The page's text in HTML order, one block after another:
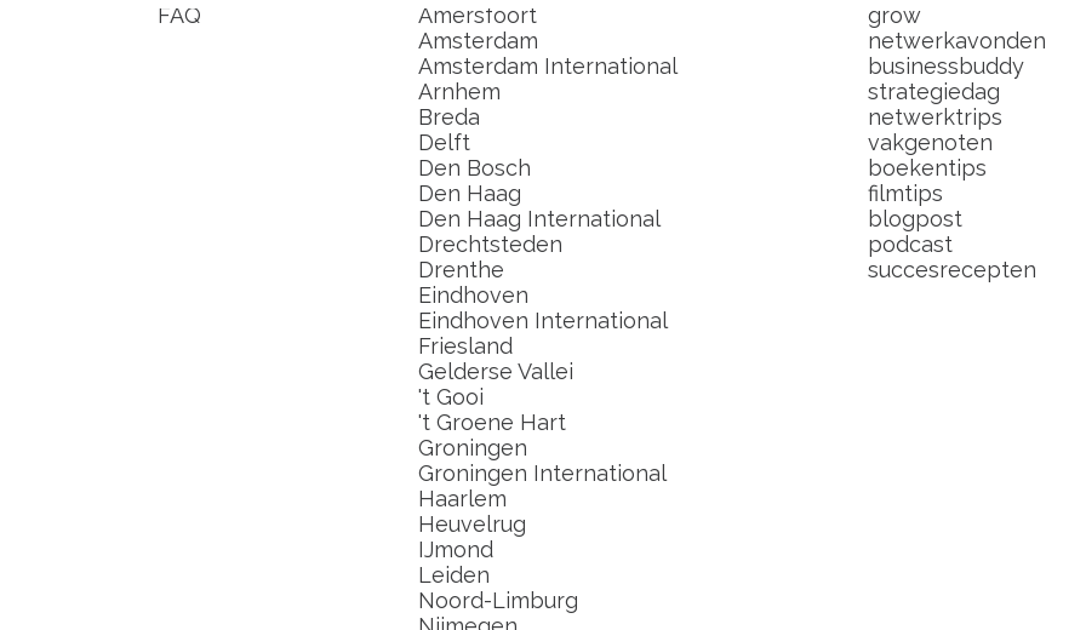
FAQ
Amersfoort
Amsterdam
Amsterdam International
Arnhem
Breda
Delft
Den Bosch
Den Haag
Den Haag International
Drechtsteden
Drenthe
Eindhoven
Eindhoven International
Friesland
Gelderse Vallei
't Gooi
't Groene Hart
Groningen
Groningen International
Haarlem
Heuvelrug
IJmond
Leiden
Noord-Limburg
grow
netwerkavonden
businessbuddy
strategiedag
netwerktrips
vakgenoten
boekentips
filmtips
blogpost
podcast
succesrecepten